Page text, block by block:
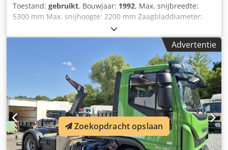
Toestand: gebruikt, Bouwjaar: 1992, Max. snijbreedte:
5300 mm Max. snijhoogte: 2200 mm Zaagbladdiameter:
300 mm Max. bewerkingsdikte: 80 mm Zaagbladboring: 30
mm Bodemondersteuning: starre rollen Zaagkop
zwenkbaar: handmatig Zaagtoevoer: automatisch
Afzuiging: extern afzuiging Gewicht ca.: 1500 kg
Motorvermogen: 5,5 kW Dedpsvvkq Tsfx Abyekr
Opslaglocatie: Nattheim
Advertentie
Zoekopdracht opslaan